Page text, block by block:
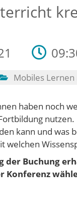
Mobiles
haben noch
kann und was
welchen
der Buchung
Konferenz